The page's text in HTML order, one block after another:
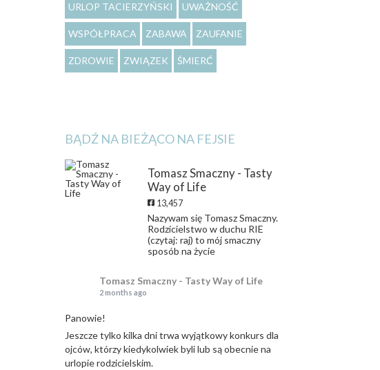
URLOP TACIERZYŃSKI UWAŻNOŚĆ
WSPÓŁPRACA ZABAWA ZAUFANIE
ZDROWIE ZWIĄZEK ŚMIERĆ
BĄDŹ NA BIEŻĄCO NA FEJSIE
Tomasz Smaczny - Tasty
Way of Life
13,457
Nazywam się Tomasz Smaczny.
Rodzicielstwo w duchu RIE
(czytaj: raj) to mój smaczny
sposób na życie
Tomasz Smaczny - Tasty Way of Life
2 months ago
Panowie!
Jeszcze tylko kilka dni trwa wyjątkowy konkurs dla
ojców, którzy kiedykolwiek byli lub są obecnie na
urlopie rodzicielskim.